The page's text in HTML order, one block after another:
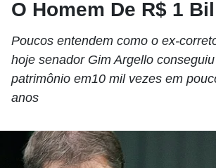
O Homem De R$ 1
Poucos entendem como o ex-
hoje senador Gim Argello
patrimônio em10 mil vezes em
anos